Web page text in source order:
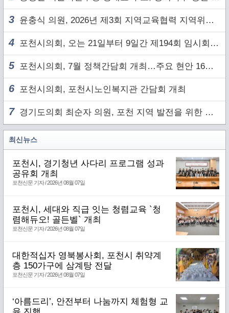
3 윤충식 의원, 2026년 제3회 지역교육협력 지역위원회 주재
4 포천시의회, 오는 21일부터 9일간 제194회 임시회 개회
5 포천시의회, 7월 정책간담회 개최…주요 현안 16건 점검
6 포천시의회, 포천시노인복지관 간담회 개최
7경기도의회 최순자 의원, 포천 지역 발전을 위한 정담회 개최
최신뉴스
포천시, 경기청년 사다리 프로그램 성과
공유회 개최
포천신문 기자 / 2026년 08월 07일
포천시, 세대와 직급 잇는 청렴교육 `청
렴해듀오! 골든벨` 개최
포천신문 기자 / 2026년 08월 07일
대한적십자 영북봉사회, 포천시 취약계
층 150가구에 삼계탕 전달
포천신문 기자 / 2026년 08월 07일
‘아름드리’, 안전부터 나눔까지 체험형 교